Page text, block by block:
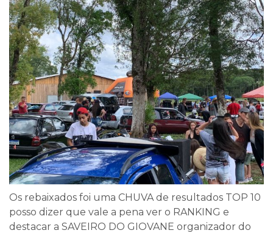
Os rebaixados foi uma CHUVA de resultados TOP 10
posso dizer que vale a pena ver o RANKING e
destacar a SAVEIRO DO GIOVANE organizador do